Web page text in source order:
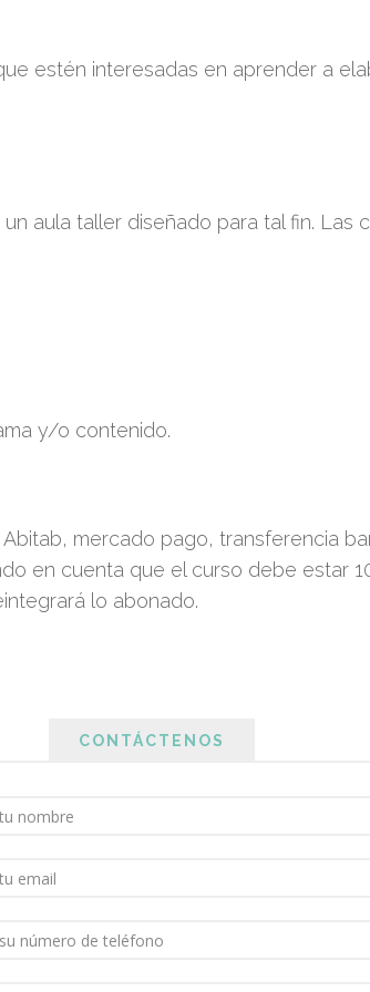
estén interesadas en aprender a
aula taller diseñado para tal fin.
y/o contenido.
mercado pago, transferencia
en cuenta que el curso debe estar
lo abonado.
CONTÁCTENOS